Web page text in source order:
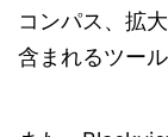
コンパス、拡
含まれるツー